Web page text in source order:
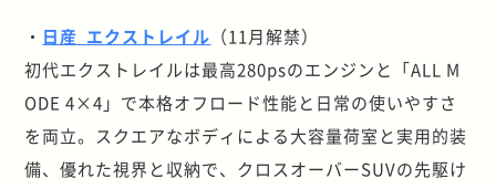
・ 日産 エクストレイル （11月解禁）
初代エクストレイルは最高280psのエンジンと「ALL M
ODE 4×4」で本格オフロード性能と日常の使いやすさ
を両立。スクエアなボディによる大容量荷室と実用的装
備、優れた視界と収納で、クロスオーバーSUVの先駆け